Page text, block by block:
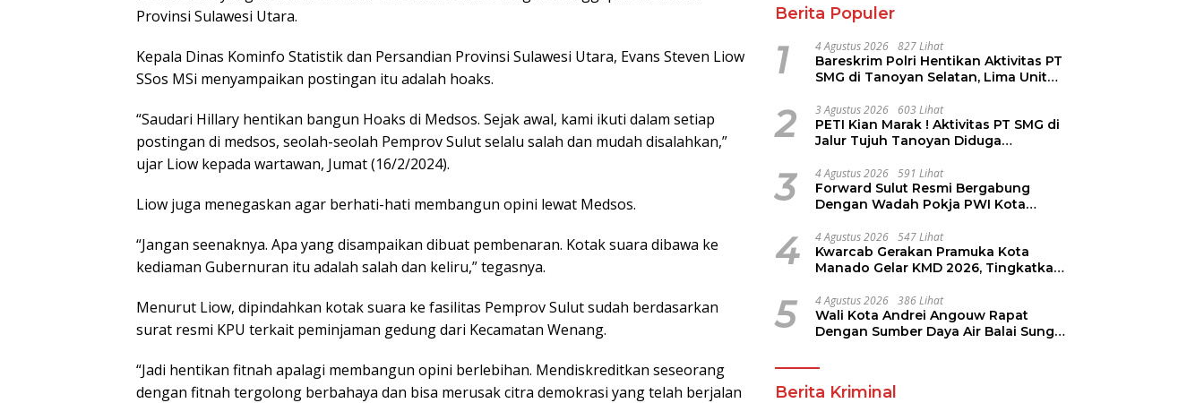
Provinsi Sulawesi Utara.
Kepala Dinas Kominfo Statistik dan Persandian Provinsi Sulawesi Utara, Evans Steven Liow
SSos MSi menyampaikan postingan itu adalah hoaks.
“Saudari Hillary hentikan bangun Hoaks di Medsos. Sejak awal, kami ikuti dalam setiap
postingan di medsos, seolah-seolah Pemprov Sulut selalu salah dan mudah disalahkan,”
ujar Liow kepada wartawan, Jumat (16/2/2024).
Liow juga menegaskan agar berhati-hati membangun opini lewat Medsos.
“Jangan seenaknya. Apa yang disampaikan dibuat pembenaran. Kotak suara dibawa ke
kediaman Gubernuran itu adalah salah dan keliru,” tegasnya.
Menurut Liow, dipindahkan kotak suara ke fasilitas Pemprov Sulut sudah berdasarkan
surat resmi KPU terkait peminjaman gedung dari Kecamatan Wenang.
“Jadi hentikan fitnah apalagi membangun opini berlebihan. Mendiskreditkan seseorang
dengan fitnah tergolong berbahaya dan bisa merusak citra demokrasi yang telah berjalan
Berita Populer
1 4 Agustus 2026 827 Lihat
Bareskrim Polri Hentikan Aktivitas PT
SMG di Tanoyan Selatan, Lima Unit
2 3 Agustus 2026 603 Lihat
PETI Kian Marak ! Aktivitas PT SMG di
Jalur Tujuh Tanoyan Diduga
3 4 Agustus 2026 591 Lihat
Forward Sulut Resmi Bergabung
Dengan Wadah Pokja PWI Kota
4 4 Agustus 2026 547 Lihat
Kwarcab Gerakan Pramuka Kota
Manado Gelar KMD 2026, Tingkatkan
Pramuka
5 4 Agustus 2026 386 Lihat
Wali Kota Andrei Angouw Rapat
Dengan Sumber Daya Air Balai Sungai
Berita Kriminal